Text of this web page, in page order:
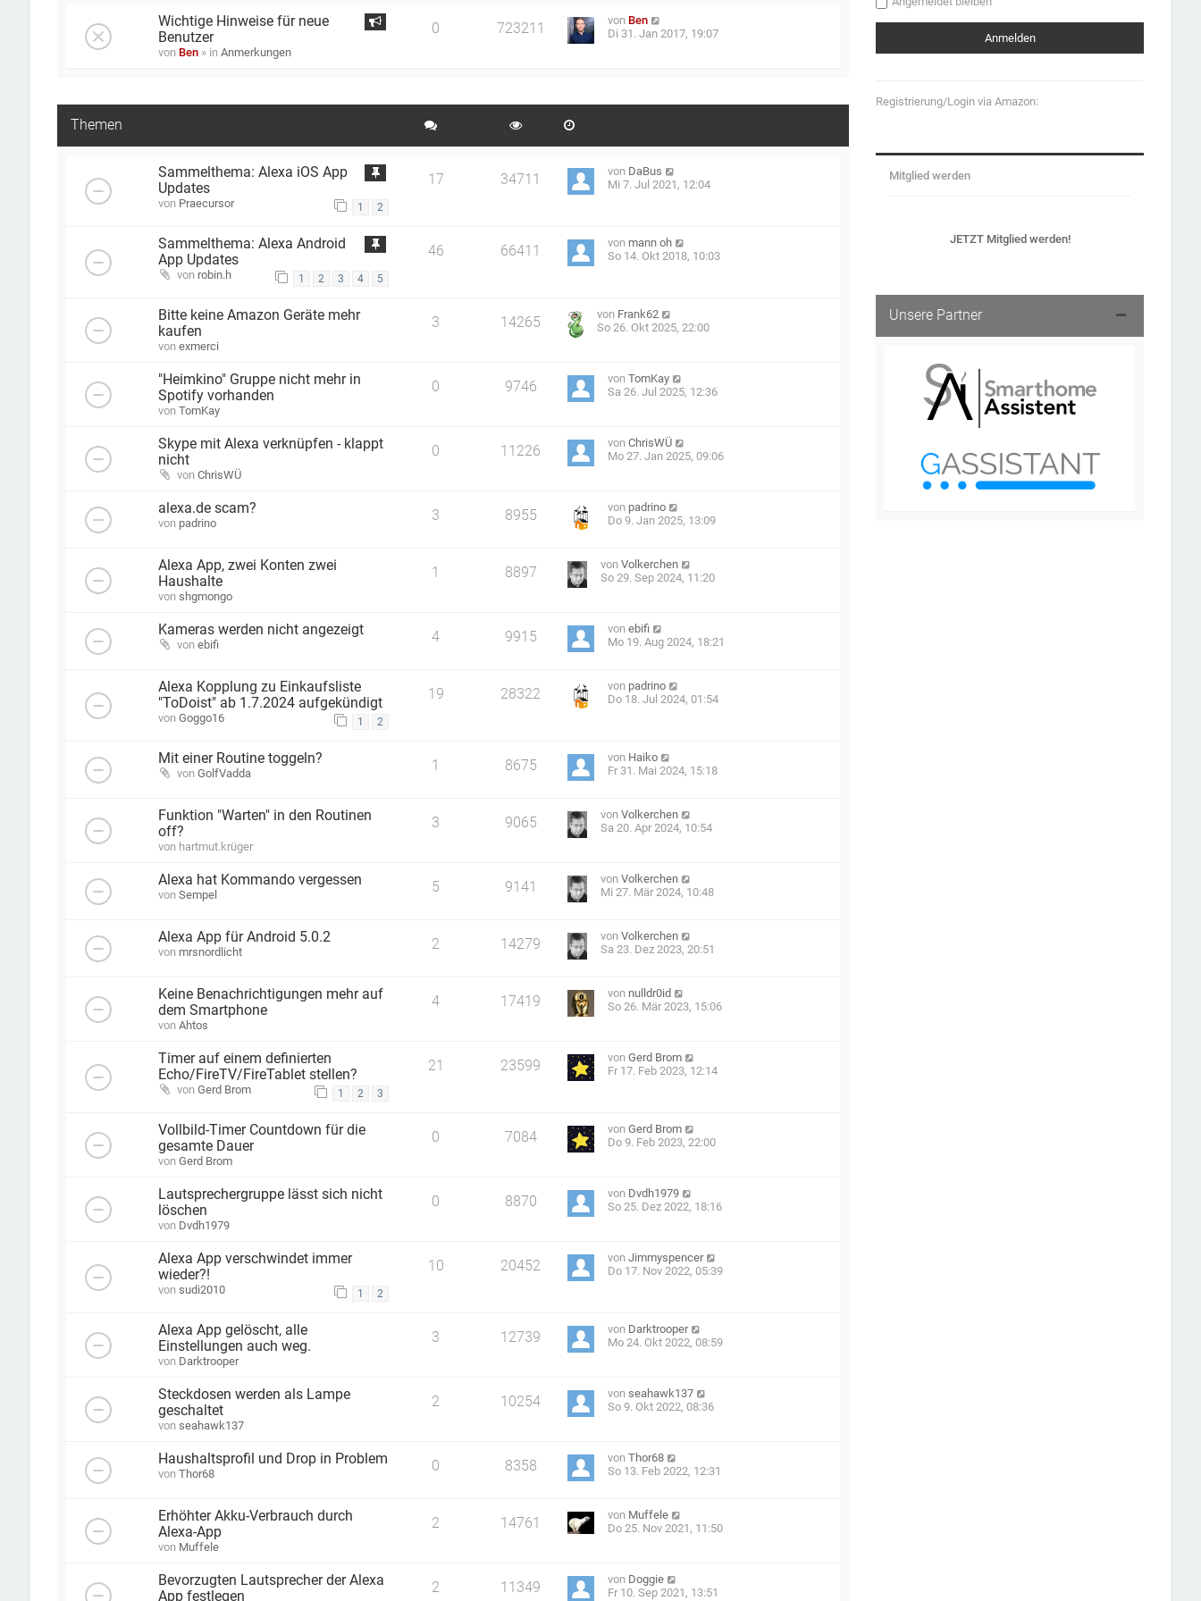
Wichtige Hinweise für neue
Benutzer
von Ben » in Anmerkungen
0 723211
von Ben
Di 31. Jan 2017, 19:07
Themen
Sammelthema: Alexa iOS App
Updates
von Praecursor 1 2
17 34711
von DaBus
Mi 7. Jul 2021, 12:04
Sammelthema: Alexa Android
App Updates
von robin.h 1 2 3 4 5
46 66411
von mann oh
So 14. Okt 2018, 10:03
Bitte keine Amazon Geräte mehr
kaufen
von exmerci
3 14265
von Frank62
So 26. Okt 2025, 22:00
"Heimkino" Gruppe nicht mehr in
Spotify vorhanden
von TomKay
0 9746
vonTomKay
Sa 26. Jul 2025, 12:36
Skype mit Alexa verknüpfen - klappt
nicht
von ChrisWÜ
0 11226
vonChrisWÜ
Mo 27. Jan 2025, 09:06
alexa.de scam?
von padrino 3 8955
von padrino
Do 9. Jan 2025, 13:09
Alexa App, zwei Konten zwei
Haushalte
von shgmongo
1 8897
vonVolkerchen
So 29. Sep 2024, 11:20
Kameras werden nicht angezeigt
von ebifi 4 9915
vonebifi
Mo 19. Aug 2024, 18:21
Alexa Kopplung zu Einkaufsliste
"ToDoist" ab 1.7.2024 aufgekündigt
von Goggo16 1 2
19 28322
von padrino
Do 18. Jul 2024, 01:54
Mit einer Routine toggeln?
von GolfVadda 1 8675
von Haiko
Fr 31. Mai 2024, 15:18
Funktion "Warten" in den Routinen
off?
von hartmut.krüger
3 9065
vonVolkerchen
Sa 20. Apr 2024, 10:54
Alexa hat Kommando vergessen
von Sempel 5 9141
vonVolkerchen
Mi 27. Mär 2024, 10:48
Alexa App für Android 5.0.2
von mrsnordlicht 2 14279
vonVolkerchen
Sa 23. Dez 2023, 20:51
Keine Benachrichtigungen mehr auf
dem Smartphone
von Ahtos
4 17419
von nulldr0id
So 26. Mär 2023, 15:06
Timer auf einem definierten
Echo/FireTV/FireTablet stellen?
von Gerd Brom 1 2 3
21 23599
vonGerd Brom
Fr 17. Feb 2023, 12:14
Vollbild-Timer Countdown für die
gesamte Dauer
von Gerd Brom
0 7084
vonGerd Brom
Do 9. Feb 2023, 22:00
Lautsprechergruppe lässt sich nicht
löschen
von Dvdh1979
0 8870
von Dvdh1979
So 25. Dez 2022, 18:16
Alexa App verschwindet immer
wieder?!
von sudi2010 1 2
10 20452
vonJimmyspencer
Do 17. Nov 2022, 05:39
Alexa App gelöscht, alle
Einstellungen auch weg.
von Darktrooper
3 12739
von Darktrooper
Mo 24. Okt 2022, 08:59
Steckdosen werden als Lampe
geschaltet
von seahawk137
2 10254
vonseahawk137
So 9. Okt 2022, 08:36
Haushaltsprofil und Drop in Problem
von Thor68 0 8358
vonThor68
So 13. Feb 2022, 12:31
Erhöhter Akku-Verbrauch durch
Alexa-App
von Muffele
2 14761
von Muffele
Do 25. Nov 2021, 11:50
Bevorzugten Lautsprecher der Alexa
App festlegen
2 11349
von Doggie
Fr 10. Sep 2021, 13:51
Registrierung/Login via Amazon:
Mitglied werden
JETZT Mitglied werden!
Unsere Partner